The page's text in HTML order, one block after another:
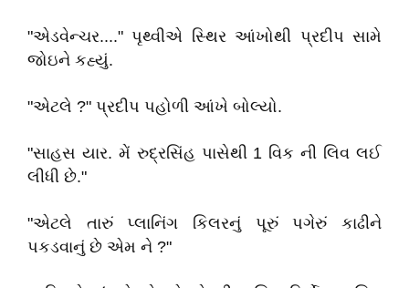
"એડવેન્ચર...." પૃથ્વીએ સ્થિર આંખોથી પ્રદીપ સામે
જોઇને કહ્યું.
"એટલે ?" પ્રદીપ પહોળી આંખે બોલ્યો.
"સાહસ યાર. મેં રુદ્રસિંહ પાસેથી 1 વિક ની લિવ લઈ
લીધી છે."
"એટલે તારું પ્લાનિંગ કિલરનું પૂરું પગેરું કાઢીને
પકડવાનું છે એમ ને ?"